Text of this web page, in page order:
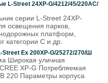
L-Street 24XP-G/4212/45/220AC/
серии L-Street 24XP-
освещения парков,
платформ,
категории С и др.
Ex 200XP-G/25272/270/Ш
Широкая уличная
XP-G Потребляемая
220 Параметры корпуса